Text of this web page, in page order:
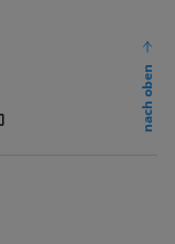
P
nach oben